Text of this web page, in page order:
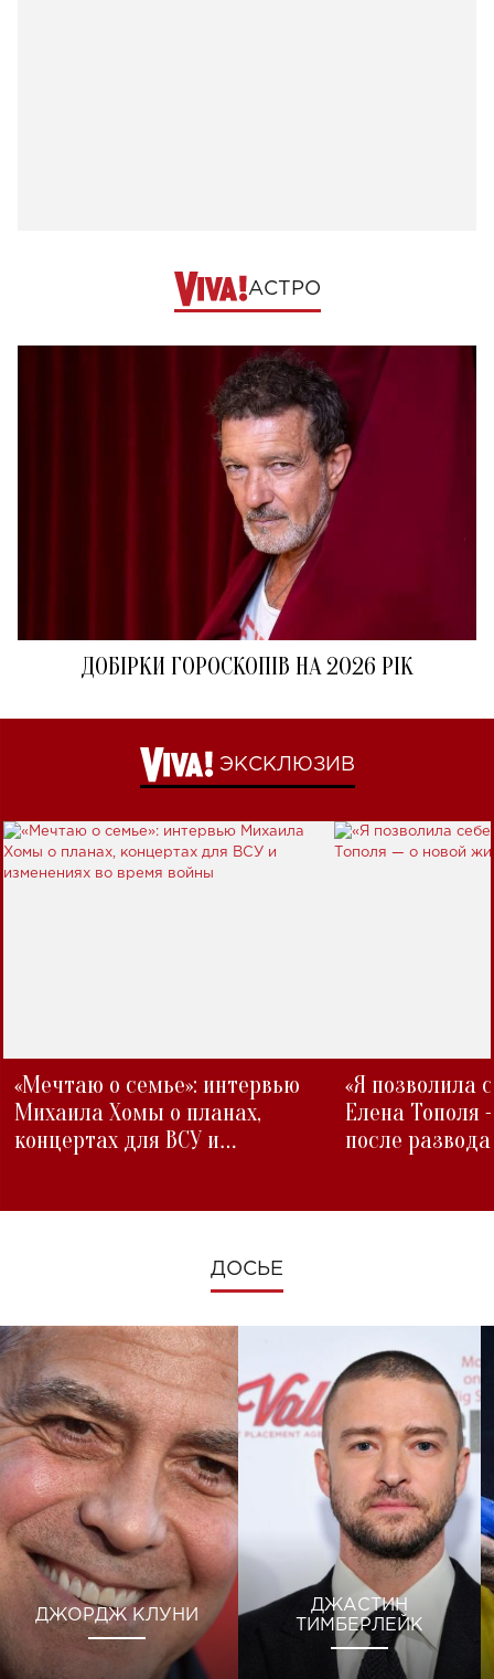
АСТРО
ДОБІРКИ ГОРОСКОПІВ НА 2026 РІК
ЭКСКЛЮЗИВ
«Мечтаю о семье»: интервью
Михаила Хомы о планах,
концертах для ВСУ и
«Я позволила
Елена Тополя
после развода
ДОСЬЕ
ДЖОРДЖ КЛУНИ
ДЖАСТИН
ТИМБЕРЛЕЙК